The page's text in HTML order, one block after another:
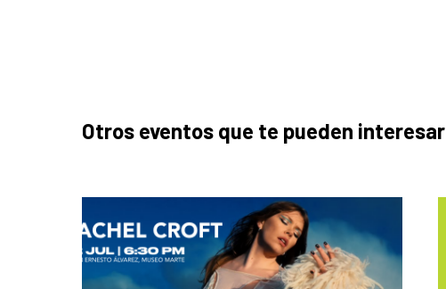
Otros eventos que te pueden interesar